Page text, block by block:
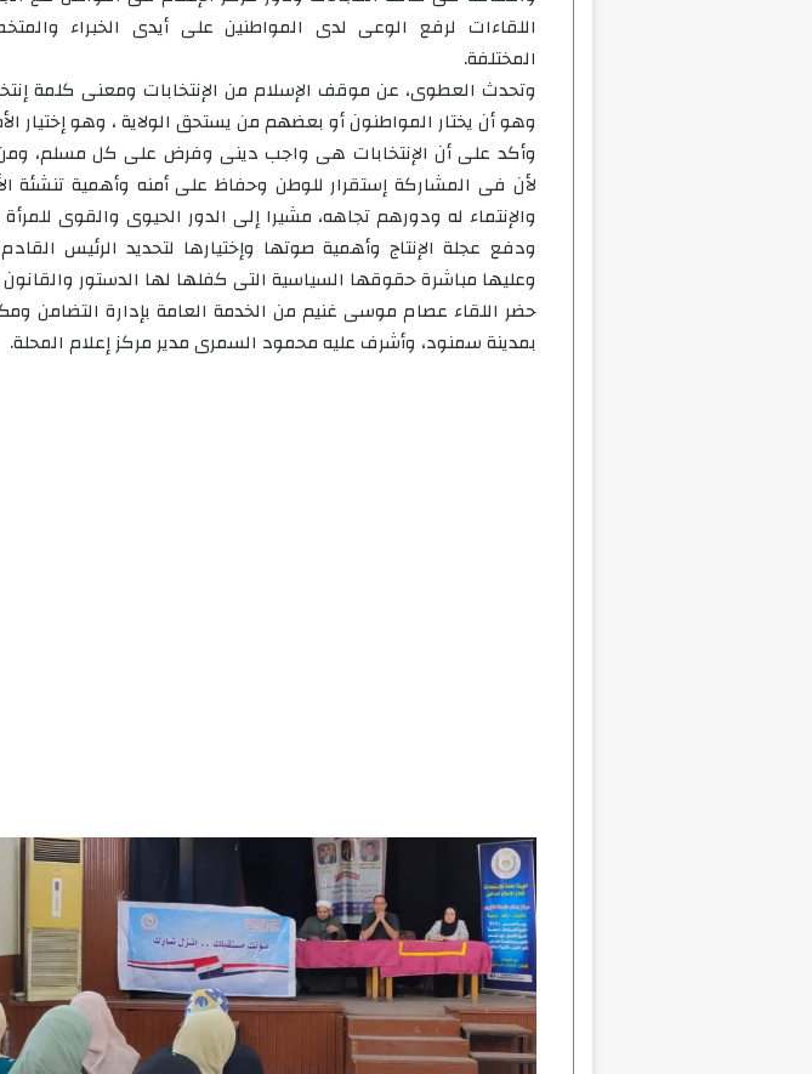
اللقاءات لرفع الوعى لدى المواطنين على أيدى الخبراء
المختلفة.
وتحدث العطوى، عن موقف الإسلام من الإنتخابات ومعنى كلمة
وهو أن يختار المواطنون أو بعضهم من يستحق الولاية ، وهو إختيار
وأكد على أن الإنتخابات هى واجب دينى وفرض على كل مسلم،
لأن فى المشاركة إستقرار للوطن وحفاظ على أمنه وأهمية تنشئة
والإنتماء له ودورهم تجاهه، مشيرا إلى الدور الحيوى والقوى
ودفع عجلة الإنتاج وأهمية صوتها وإختيارها لتحديد الرئيس
وعليها مباشرة حقوقها السياسية التى كفلها لها الدستور والقانون
حضر اللقاء عصام موسى غنيم من الخدمة العامة بإدارة التضامن
بمدينة سمنود، وأشرف عليه محمود السمرى مدير مركز إعلام المحلة.